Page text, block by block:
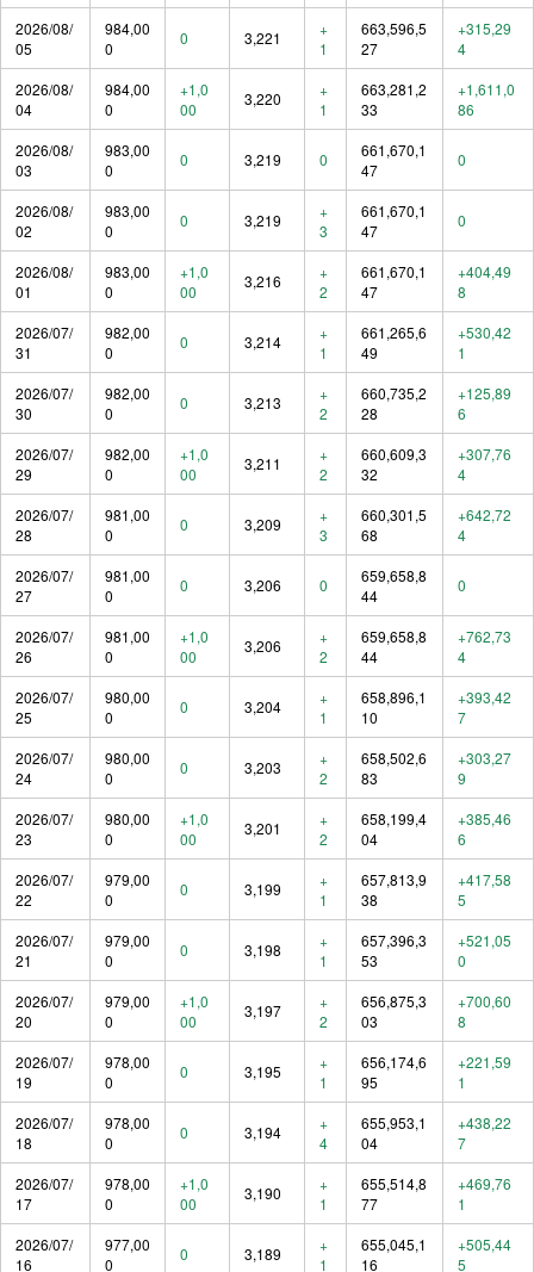
2026/08/
05
984,00
0
0 3,221
+
1
663,596,5
27
+315,29
4
2026/08/
04
984,00
0
+1,0
00
3,220
+
1
663,281,2
33
+1,611,0
86
2026/08/
03
983,00
0
0 3,219 0
661,670,1
47
0
2026/08/
02
983,00
0
0 3,219
+
3
661,670,1
47
0
2026/08/
01
983,00
0
+1,0
00
3,216
+
2
661,670,1
47
+404,49
8
2026/07/
31
982,00
0
0 3,214
+
1
661,265,6
49
+530,42
1
2026/07/
30
982,00
0
0 3,213
+
2
660,735,2
28
+125,89
6
2026/07/
29
982,00
0
+1,0
00
3,211
+
2
660,609,3
32
+307,76
4
2026/07/
28
981,00
0
0 3,209
+
3
660,301,5
68
+642,72
4
2026/07/
27
981,00
0
0 3,206 0
659,658,8
44
0
2026/07/
26
981,00
0
+1,0
00
3,206
+
2
659,658,8
44
+762,73
4
2026/07/
25
980,00
0
0 3,204
+
1
658,896,1
10
+393,42
7
2026/07/
24
980,00
0
0 3,203
+
2
658,502,6
83
+303,27
9
2026/07/
23
980,00
0
+1,0
00
3,201
+
2
658,199,4
04
+385,46
6
2026/07/
22
979,00
0
0 3,199
+
1
657,813,9
38
+417,58
5
2026/07/
21
979,00
0
0 3,198
+
1
657,396,3
53
+521,05
0
2026/07/
20
979,00
0
+1,0
00
3,197
+
2
656,875,3
03
+700,60
8
2026/07/
19
978,00
0
0 3,195
+
1
656,174,6
95
+221,59
1
2026/07/
18
978,00
0
0 3,194
+
4
655,953,1
04
+438,22
7
2026/07/
17
978,00
0
+1,0
00
3,190
+
1
655,514,8
77
+469,76
1
2026/07/
16
977,00
0
0 3,189
+
1
655,045,1
16
+505,44
5